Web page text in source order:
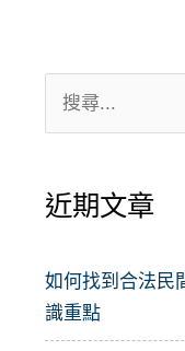
鍵
:
近期文章
如何找到合法民
識重點